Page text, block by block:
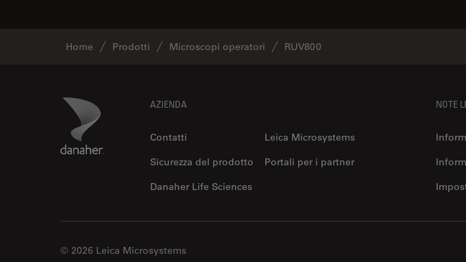
Home Prodotti Microscopi operatori RUV800
Danaher Logo AZIENDA
Contatti
Leica Microsystems
Sicurezza del prodotto
Portali per i partner
Danaher Life Sciences
NOTE
© 2026 Leica Microsystems